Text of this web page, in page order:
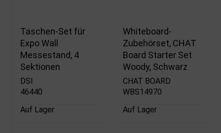
Taschen-Set für
Expo Wall
Messestand, 4
Sektionen
DSI
46440
Auf Lager
Whiteboard-
Zubehörset, CHAT
Board Starter Set
Woody, Schwarz
CHAT BOARD
WBS14970
Auf Lager